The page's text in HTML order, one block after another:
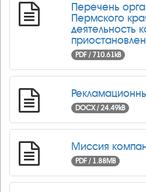
Перечень
Пермского
деятельность
PDF / 710.61kB
DOCX / 24.49kB
Миссия
PDF / 1.88MB